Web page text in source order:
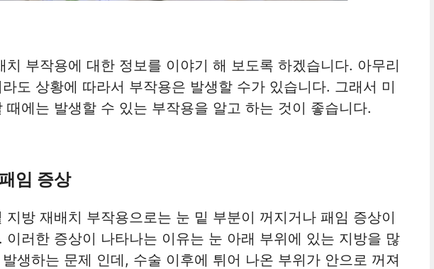
치 부작용에 대한 정보를 이야기 해 보도록 하겠습니다. 아무리
도 상황에 따라서 부작용은 발생할 수가 있습니다. 그래서 미
때에는 발생할 수 있는 부작용을 알고 하는 것이 좋습니다.
임 증상
지방 재배치 부작용으로는 눈 밑 부분이 꺼지거나 패임 증상이
이러한 증상이 나타나는 이유는 눈 아래 부위에 있는 지방을 많
생하는 문제 인데, 수술 이후에 튀어 나온 부위가 안으로 꺼져